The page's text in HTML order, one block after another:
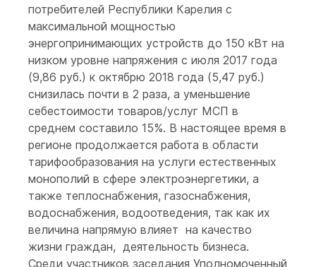
потребителей Республики Карелия с
максимальной мощностью
энергопринимающих устройств до 150 кВт на
низком уровне напряжения с июля 2017 года
(9,86 руб.) к октябрю 2018 года (5,47 руб.)
снизилась почти в 2 раза, а уменьшение
себестоимости товаров/услуг МСП в
среднем составило 15%. В настоящее время в
регионе продолжается работа в области
тарифообразования на услуги естественных
монополий в сфере электроэнергетики, а
также теплоснабжения, газоснабжения,
водоснабжения, водоотведения, так как их
величина напрямую влияет на качество
жизни граждан, деятельность бизнеса.
Среди участников заседания Уполномоченный